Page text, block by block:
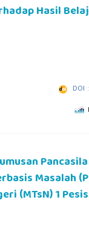
Hasil
DOI
Masalah
(MTsN) 1